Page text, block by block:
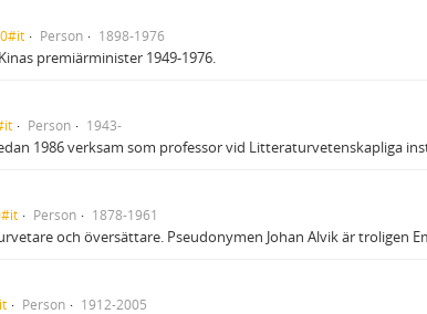
Person 1898-1976
premiärminister 1949-1976.
Person 1943-
1986 verksam som professor vid Litteraturvetenskapliga
Person 1878-1961
och översättare. Pseudonymen Johan Alvik är troligen
Person 1912-2005